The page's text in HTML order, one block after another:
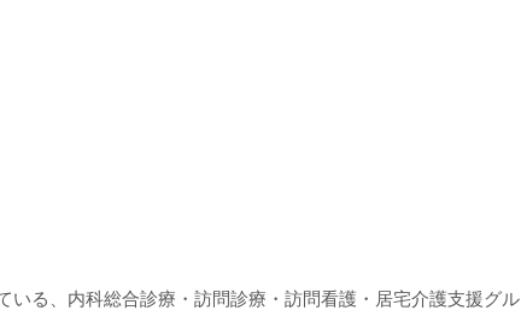
る、内科総合診療・訪問診療・訪問看護・居宅介護支援グル